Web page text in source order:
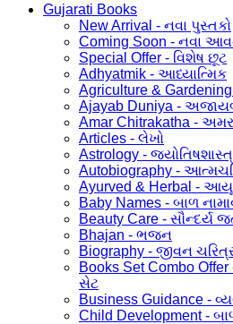
Gujarati Books
New Arrival - નવા પુસ્તકો
Coming Soon - નવા
Special Offer - વિશેષ છૂટ
Adhyatmik - આધ્યાત્મિક
Agriculture &
Ajayab Duniya -
Amar Chitrakatha -
Articles - લેખો
Astrology -
Autobiography -
Ayurved & Herbal -
Baby Names - બાળ
Beauty Care - સૌન્દર્ય
Bhajan - ભજન
Biography - જીવન
Books Set Combo
સેટ
Business Guidance -
Child Development -